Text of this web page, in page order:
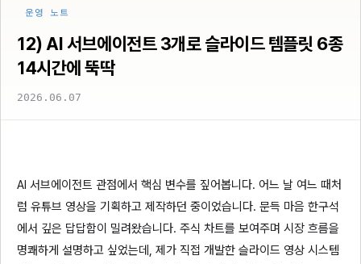
운영 노트
12) AI 서브에이전트 3개로 슬라이드 템플릿 6종
14시간에 뚝딱
2026.06.07
AI 서브에이전트 관점에서 핵심 변수를 짚어봅니다. 어느 날 여느 때처
럼 유튜브 영상을 기획하고 제작하던 중이었습니다. 문득 마음 한구석
에서 깊은 답답함이 밀려왔습니다. 주식 차트를 보여주며 시장 흐름을
명쾌하게 설명하고 싶었는데, 제가 직접 개발한 슬라이드 영상 시스템